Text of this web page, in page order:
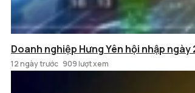
Doanh nghiệp Hưng Yên hội nhập
12 ngày trước 909 lượt xem